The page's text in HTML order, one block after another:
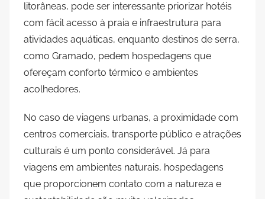
litorâneas, pode ser interessante priorizar hotéis
com fácil acesso à praia e infraestrutura para
atividades aquáticas, enquanto destinos de serra,
como Gramado, pedem hospedagens que
ofereçam conforto térmico e ambientes
acolhedores.
No caso de viagens urbanas, a proximidade com
centros comerciais, transporte público e atrações
culturais é um ponto considerável. Já para
viagens em ambientes naturais, hospedagens
que proporcionem contato com a natureza e